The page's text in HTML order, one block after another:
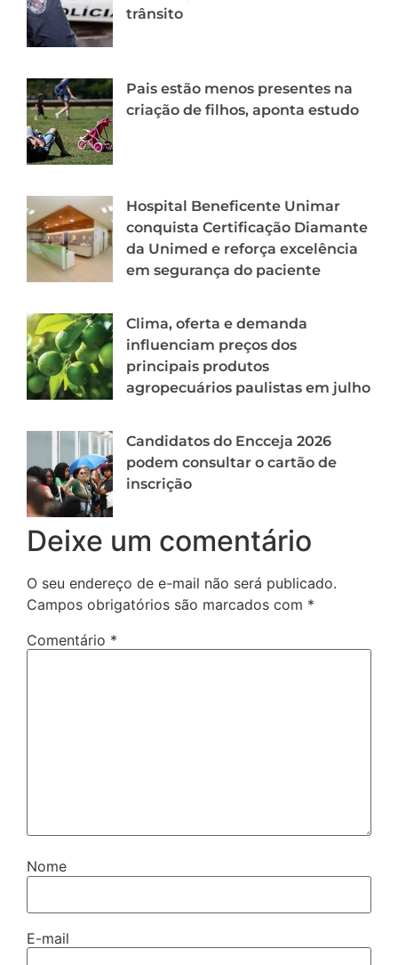
trânsito
Pais estão menos presentes na
criação de filhos, aponta estudo
Hospital Beneficente Unimar
conquista Certificação Diamante
da Unimed e reforça excelência
em segurança do paciente
Clima, oferta e demanda
influenciam preços dos
principais produtos
agropecuários paulistas em julho
Candidatos do Encceja 2026
podem consultar o cartão de
inscrição
Deixe um comentário
O seu endereço de e-mail não será publicado.
Campos obrigatórios são marcados com *
Comentário *
Nome
E-mail